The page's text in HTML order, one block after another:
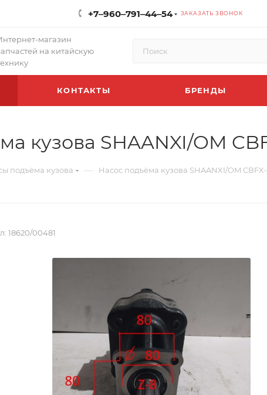
+7‒960‒791‒44‒54 ЗАКАЗАТЬ ЗВОНОК
магазин
на китайскую
КОНТАКТЫ БРЕНДЫ
кузова SHAANXI/OM
подъёма кузова — Насос подъёма кузова SHAANXI/OM
18620/00481